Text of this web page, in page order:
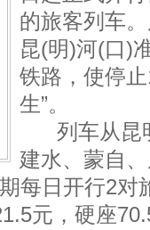
的旅客列车
昆(明)河(口)
铁路，使停
生”。
列车从昆
建水、蒙自
每日开行2对
元，硬座